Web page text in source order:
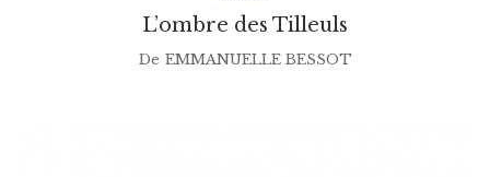
L’ombre des Tilleuls
De EMMANUELLE BESSOT